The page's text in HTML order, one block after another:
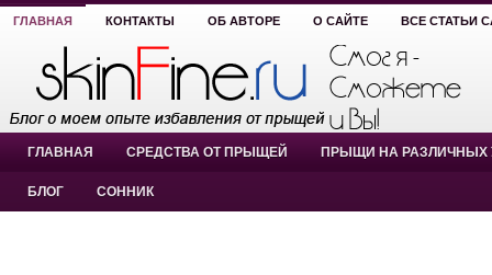
ГЛАВНАЯ КОНТАКТЫ ОБ АВТОРЕ О САЙТЕ ВСЕ СТАТЬИ
ГЛАВНАЯ СРЕДСТВА ОТ ПРЫЩЕЙ ПРЫЩИ НА РАЗЛИЧНЫХ
БЛОГ СОННИК